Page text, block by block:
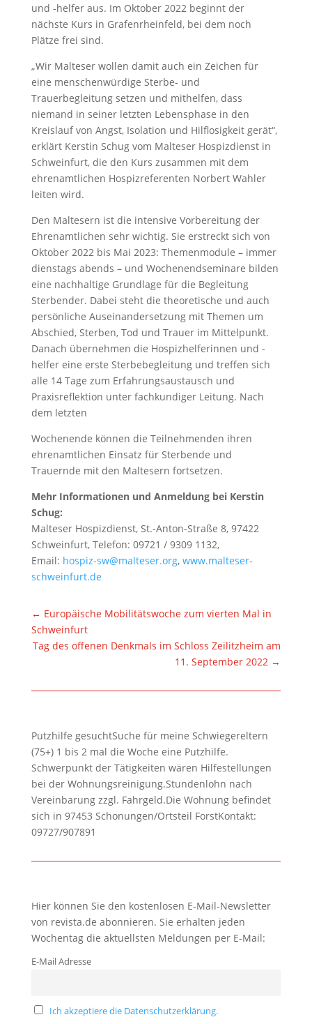
und -helfer aus. Im Oktober 2022 beginnt der
nächste Kurs in Grafenrheinfeld, bei dem noch
Plätze frei sind.
„Wir Malteser wollen damit auch ein Zeichen für
eine menschenwürdige Sterbe- und
Trauerbegleitung setzen und mithelfen, dass
niemand in seiner letzten Lebensphase in den
Kreislauf von Angst, Isolation und Hilflosigkeit gerät“,
erklärt Kerstin Schug vom Malteser Hospizdienst in
Schweinfurt, die den Kurs zusammen mit dem
ehrenamtlichen Hospizreferenten Norbert Wahler
leiten wird.
Den Maltesern ist die intensive Vorbereitung der
Ehrenamtlichen sehr wichtig. Sie erstreckt sich von
Oktober 2022 bis Mai 2023: Themenmodule – immer
dienstags abends – und Wochenendseminare bilden
eine nachhaltige Grundlage für die Begleitung
Sterbender. Dabei steht die theoretische und auch
persönliche Auseinandersetzung mit Themen um
Abschied, Sterben, Tod und Trauer im Mittelpunkt.
Danach übernehmen die Hospizhelferinnen und -
helfer eine erste Sterbebegleitung und treffen sich
alle 14 Tage zum Erfahrungsaustausch und
Praxisreflektion unter fachkundiger Leitung. Nach
dem letzten
Wochenende können die Teilnehmenden ihren
ehrenamtlichen Einsatz für Sterbende und
Trauernde mit den Maltesern fortsetzen.
Mehr Informationen und Anmeldung bei Kerstin
Schug:
Malteser Hospizdienst, St.-Anton-Straße 8, 97422
Schweinfurt, Telefon: 09721 / 9309 1132,
Email: hospiz-sw@malteser.org, www.malteser-
schweinfurt.de
← Europäische Mobilitätswoche zum vierten Mal in
Schweinfurt
Tag des offenen Denkmals im Schloss Zeilitzheim am
11. September 2022 →
Putzhilfe gesuchtSuche für meine Schwiegereltern
(75+) 1 bis 2 mal die Woche eine Putzhilfe.
Schwerpunkt der Tätigkeiten wären Hilfestellungen
bei der Wohnungsreinigung.Stundenlohn nach
Vereinbarung zzgl. Fahrgeld.Die Wohnung befindet
sich in 97453 Schonungen/Ortsteil ForstKontakt:
09727/907891
Hier können Sie den kostenlosen E-Mail-Newsletter
von revista.de abonnieren. Sie erhalten jeden
Wochentag die aktuellsten Meldungen per E-Mail:
E-Mail Adresse
Ich akzeptiere die Datenschutzerklärung.